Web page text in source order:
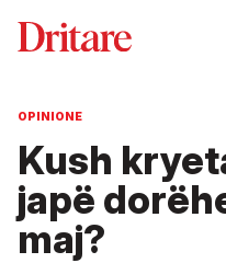
OPINIONE
Kush
japë
maj?